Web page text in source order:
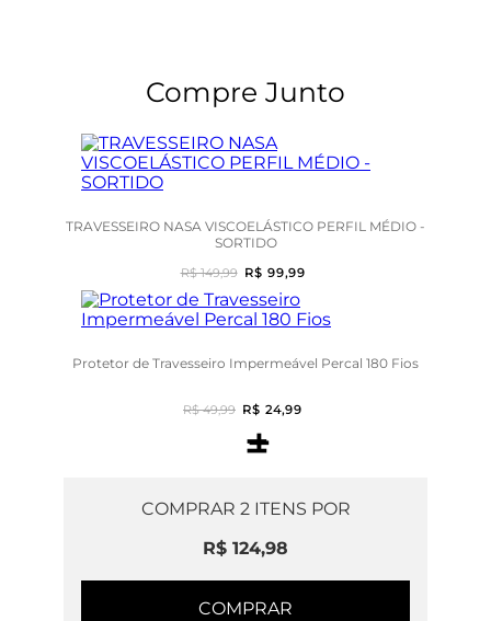
Compre Junto
+
TRAVESSEIRO NASA VISCOELÁSTICO PERFIL MÉDIO -
SORTIDO
R$ 149,99 R$ 99,99
Protetor de Travesseiro Impermeável Percal 180 Fios
R$ 49,99 R$ 24,99
=
COMPRAR 2ITENS POR
R$ 124,98
COMPRAR